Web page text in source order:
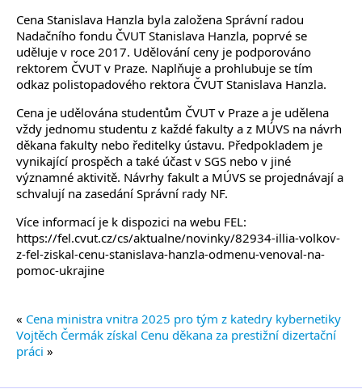
Cena Stanislava Hanzla byla založena Správní radou
Nadačního fondu ČVUT Stanislava Hanzla, poprvé se
uděluje v roce 2017. Udělování ceny je podporováno
rektorem ČVUT v Praze. Naplňuje a prohlubuje se tím
odkaz polistopadového rektora ČVUT Stanislava Hanzla.
Cena je udělována studentům ČVUT v Praze a je udělena
vždy jednomu studentu z každé fakulty a z MÚVS na návrh
děkana fakulty nebo ředitelky ústavu. Předpokladem je
vynikající prospěch a také účast v SGS nebo v jiné
významné aktivitě. Návrhy fakult a MÚVS se projednávají a
schvalují na zasedání Správní rady NF.
Více informací je k dispozici na webu FEL:
https://fel.cvut.cz/cs/aktualne/novinky/82934-illia-volkov-
z-fel-ziskal-cenu-stanislava-hanzla-odmenu-venoval-na-
pomoc-ukrajine
« Cena ministra vnitra 2025 pro tým z katedry kybernetiky
Vojtěch Čermák získal Cenu děkana za prestižní dizertační
práci »